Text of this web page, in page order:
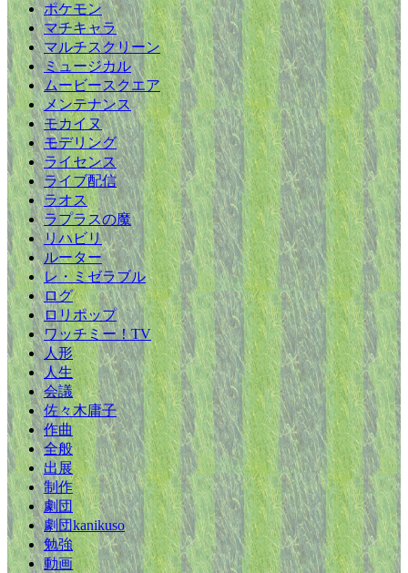
ポケモン
マチキャラ
マルチスクリーン
ミュージカル
ムービースクエア
メンテナンス
モカイヌ
モデリング
ライセンス
ライブ配信
ラオス
ラプラスの魔
リハビリ
ルーター
レ・ミゼラブル
ログ
ロリポップ
ワッチミー！TV
人形
人生
会議
佐々木庸子
作曲
全般
出展
制作
劇団
劇団kanikuso
勉強
動画